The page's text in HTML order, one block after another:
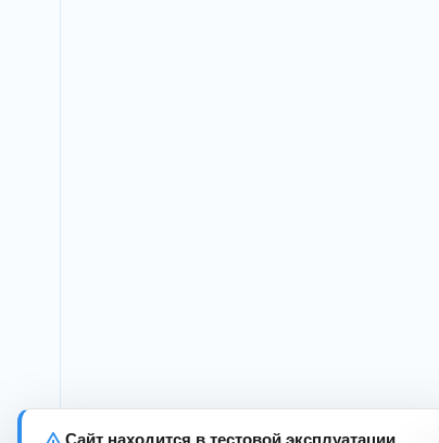
Сайт находится в тестовой эксплуатации